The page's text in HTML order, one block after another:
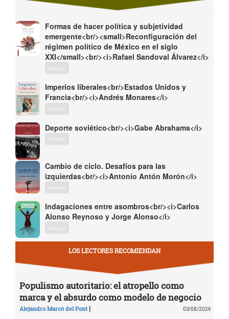
Formas de hacer política y subjetividad
emergente<br/><small>Reconfiguración del
régimen político de México en el siglo
XXI</small><br/><i>Rafael Sandoval Álvarez</i>
Descargar
Imperios liberales<br/>Estados Unidos y
Francia<br/><i>Andrés Monares</i>
Descargar
Deporte soviético<br/><i>Gabe Abrahams</i>
Descargar
Cambio de ciclo. Desafíos para las
izquierdas<br/><i>Antonio Antón Morón</i>
Descargar
Indagaciones entre asombros<br/><i>Carlos
Alonso Reynoso y Jorge Alonso</i>
Descargar
LOS LECTORES RECOMIENDAN
Populismo autoritario: el atropello como
marca y el absurdo como modelo de negocio
Alejandro Marcó del Pont | 03/08/2026